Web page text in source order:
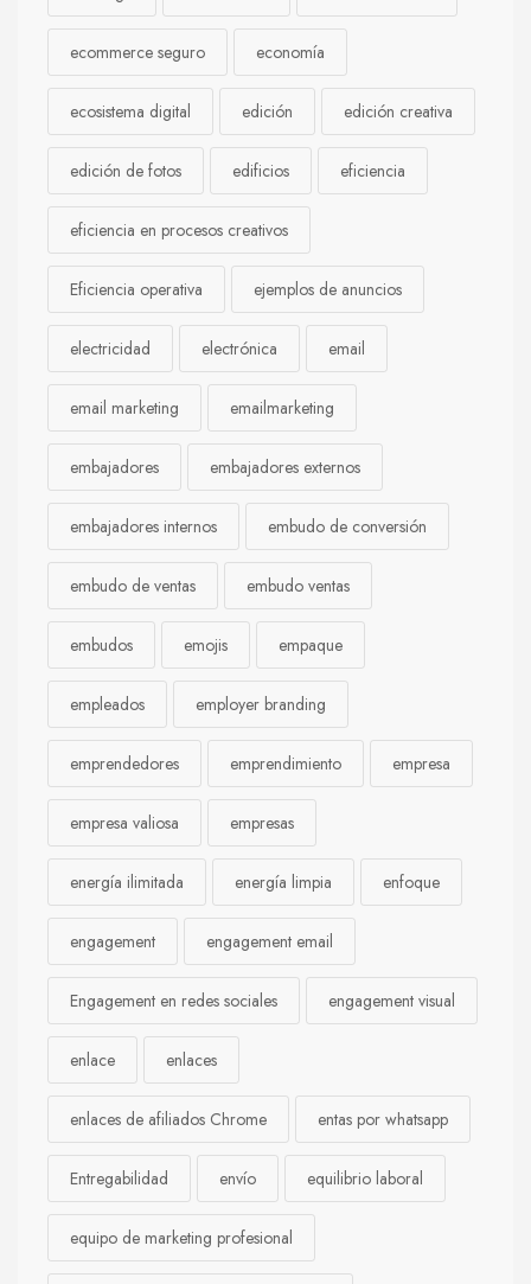
ecommerce seguro economía
ecosistema digital edición edición creativa
edición de fotos edificios eficiencia
eficiencia en procesos creativos
Eficiencia operativa ejemplos de anuncios
electricidad electrónica email
email marketing emailmarketing
embajadores embajadores externos
embajadores internos embudo de conversión
embudo de ventas embudo ventas
embudos emojis empaque
empleados employer branding
emprendedores emprendimiento empresa
empresa valiosa empresas
energía ilimitada energía limpia enfoque
engagement engagement email
Engagement en redes sociales engagement visual
enlace enlaces
enlaces de afiliados Chrome entas por whatsapp
Entregabilidad envío equilibrio laboral
equipo de marketing profesional